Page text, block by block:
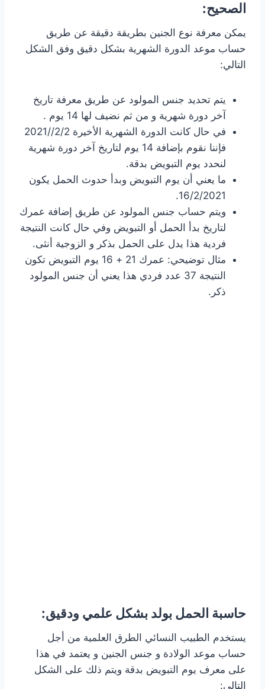
الصحيح:
يمكن معرفة نوع الجنين بطريقة دقيقة عن طريق
حساب موعد الدورة الشهرية بشكل دقيق وفق الشكل
التالي:
يتم تحديد جنس المولود عن طريق معرفة تاريخ
آخر دورة شهرية و من ثم نضيف لها 14 يوم .
في حال كانت الدورة الشهرية الأخيرة 2/2//2021
فإننا نقوم بإضافة 14 يوم لتاريخ آخر دورة شهرية
لنحدد يوم التبويض بدقة.
ما يعني أن يوم التبويض وبدأ حدوث الحمل يكون
16/2/2021.
ويتم حساب جنس المولود عن طريق إضافة عمرك
لتاريخ بدأ الحمل أو التبويض وفي حال كانت النتيجة
فردية هذا يدل على الحمل بذكر و الزوجية أنثى.
مثال توضيحي: عمرك 21 + 16 يوم التبويض تكون
النتيجة 37 عدد فردي هذا يعني أن جنس المولود
ذكر.
حاسبة الحمل بولد بشكل علمي ودقيق:
يستخدم الطبيب النسائي الطرق العلمية من أجل
حساب موعد الولادة و جنس الجنين و يعتمد في هذا
على معرف يوم التبويض بدقة ويتم ذلك على الشكل
التالي: